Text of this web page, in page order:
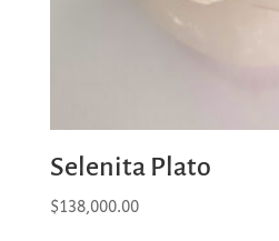
Selenita Plato
$138,000.00